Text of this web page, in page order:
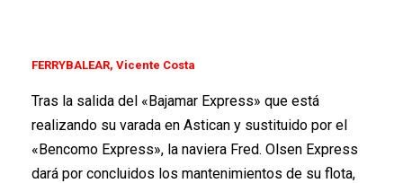
FERRYBALEAR, Vicente Costa
Tras la salida del «Bajamar Express» que está
realizando su varada en Astican y sustituido por el
«Bencomo Express», la naviera Fred. Olsen Express
dará por concluidos los mantenimientos de su flota,